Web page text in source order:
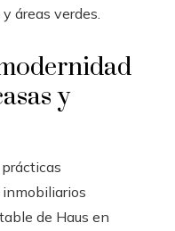
áreas verdes.
y
de Haus en